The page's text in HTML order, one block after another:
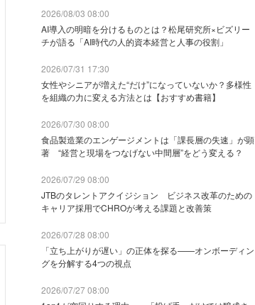
2026/08/03 08:00
AI導入の明暗を分けるものとは？松尾研究所×ビズリー
チが語る「AI時代の人的資本経営と人事の役割」
2026/07/31 17:30
女性やシニアが増えた“だけ”になっていないか？多様性
を組織の力に変える方法とは【おすすめ書籍】
2026/07/30 08:00
食品製造業のエンゲージメントは「課長層の失速」が顕
著 “経営と現場をつなげない中間層”をどう変える？
2026/07/29 08:00
JTBのタレントアクイジション ビジネス改革のための
キャリア採用でCHROが考える課題と改善策
2026/07/28 08:00
「立ち上がりが遅い」の正体を探る——オンボーディン
グを分解する4つの視点
2026/07/27 08:00